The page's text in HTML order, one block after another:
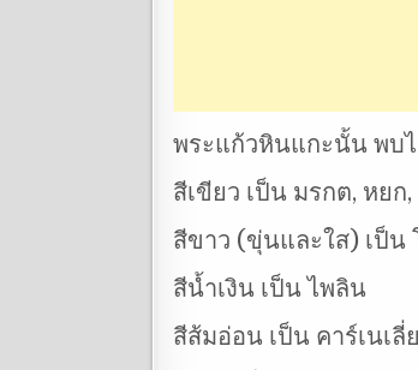
พระแก้วหินแกะนั้น พบไ
สีเขียว เป็น มรกต, หยก
สีขาว (ขุ่นและใส) เป็
สีน้ำเงิน เป็น ไพลิน
สีส้มอ่อน เป็น คาร์เนเลี่